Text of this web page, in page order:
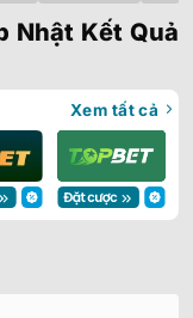
Nhật Kết Quả
Xem tất cả